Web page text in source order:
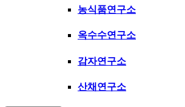
농식품연구소
옥수수연구소
감자연구소
산채연구소